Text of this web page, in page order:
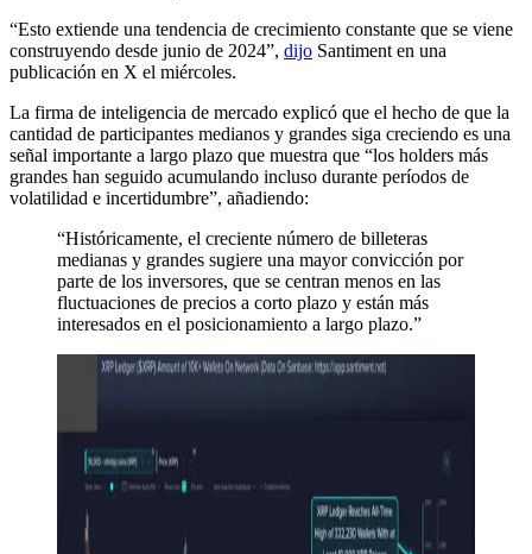
“Esto extiende una tendencia de crecimiento constante que se viene
construyendo desde junio de 2024”, dijo Santiment en una
publicación en X el miércoles.
La firma de inteligencia de mercado explicó que el hecho de que la
cantidad de participantes medianos y grandes siga creciendo es una
señal importante a largo plazo que muestra que “los holders más
grandes han seguido acumulando incluso durante períodos de
volatilidad e incertidumbre”, añadiendo:
“Históricamente, el creciente número de billeteras
medianas y grandes sugiere una mayor convicción por
parte de los inversores, que se centran menos en las
fluctuaciones de precios a corto plazo y están más
interesados ​​en el posicionamiento a largo plazo.”